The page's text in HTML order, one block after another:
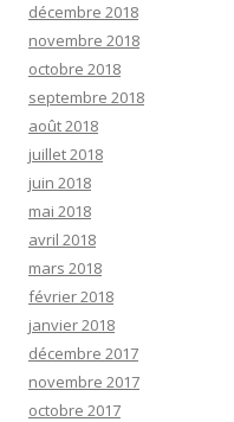
décembre 2018
novembre 2018
octobre 2018
septembre 2018
août 2018
juillet 2018
juin 2018
mai 2018
avril 2018
mars 2018
février 2018
janvier 2018
décembre 2017
novembre 2017
octobre 2017